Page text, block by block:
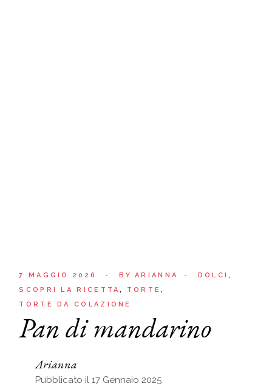
7 MAGGIO 2026 BY ARIANNA
DOLCI
SCOPRI LA RICETTA
TORTE
TORTE DA COLAZIONE
Pan di mandarino
Arianna
Pubblicato il 17 Gennaio 2025